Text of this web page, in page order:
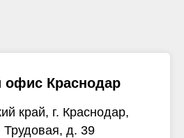
офис Краснодар
край, г. Краснодар,
Трудовая, д. 39